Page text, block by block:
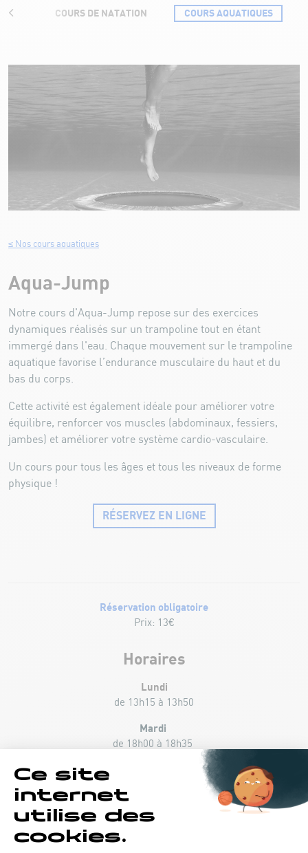
COURS DE NATATION COURS AQUATIQUES
Aqua-Jump
≤ Nos cours aquatiques
Aqua-Jump
Notre cours d'Aqua-Jump repose sur des exercices
dynamiques réalisés sur un trampoline tout en étant
immergé dans l'eau. Chaque mouvement sur le trampoline
aquatique favorise l’endurance musculaire du haut et du
bas du corps.
Cette activité est également idéale pour améliorer votre
équilibre, renforcer vos muscles (abdominaux, fessiers,
jambes) et améliorer votre système cardio-vasculaire.
Un cours pour tous les âges et tous les niveaux de forme
physique !
RÉSERVEZ EN LIGNE
Réservation obligatoire
Prix: 13€
Horaires
Lundi
de 13h15 à 13h50
Mardi
de 18h00 à 18h35
avec Filip